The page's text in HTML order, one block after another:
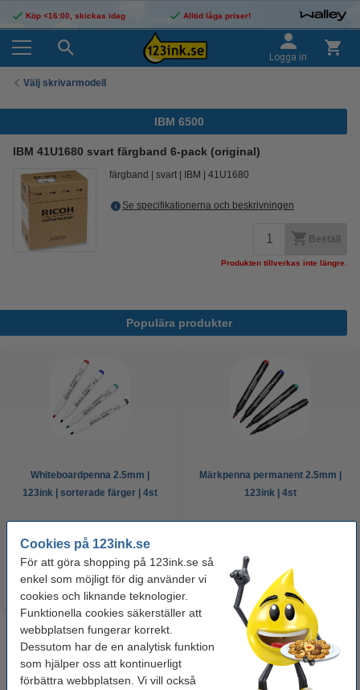
Cookies på 123ink.se
För att göra shopping på 123ink.se så
enkel som möjligt för dig använder vi
cookies och liknande teknologier.
Funktionella cookies säkerställer att
webbplatsen fungerar korrekt.
Dessutom har de en analytisk funktion
som hjälper oss att kontinuerligt
förbättra webbplatsen. Vi vill också
Köp <16:00, skickas idag Alltid låga priser!
Logga in
Välj skrivarmodell
IBM 6500
IBM 41U1680 svart färgband 6-pack (original)
färgband svart IBM 41U1680
Se specifikationerna och beskrivningen
Beställ
Produkten tillverkas inte längre.
Populära produkter
Whiteboardpenna 2.5mm |
123ink | sorterade färger | 4st
Märkpenna permanent 2.5mm |
123ink | 4st